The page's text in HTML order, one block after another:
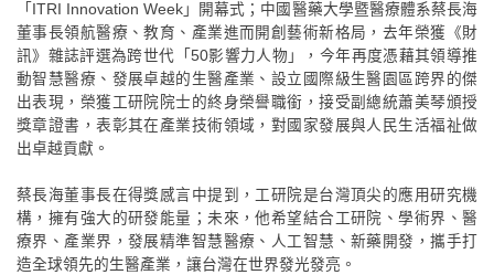
「ITRI Innovation Week」開幕式；中國醫藥大學暨醫療體系蔡長海
董事長領航醫療、教育、產業進而開創藝術新格局，去年榮獲《財
訊》雜誌評選為跨世代「50影響力人物」，今年再度憑藉其領導推
動智慧醫療、發展卓越的生醫產業、設立國際級生醫園區跨界的傑
出表現，榮獲工研院院士的終身榮譽職銜，接受副總統蕭美琴頒授
獎章證書，表彰其在產業技術領域，對國家發展與人民生活福祉做
出卓越貢獻。
蔡長海董事長在得獎感言中提到，工研院是台灣頂尖的應用研究機
構，擁有強大的研發能量；未來，他希望結合工研院、學術界、醫
療界、產業界，發展精準智慧醫療、人工智慧、新藥開發，攜手打
造全球領先的生醫產業，讓台灣在世界發光發亮。